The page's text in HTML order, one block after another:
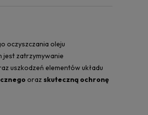
oczyszczania oleju
jest zatrzymywanie
uszkodzeń elementów układu
oraz skuteczną ochronę